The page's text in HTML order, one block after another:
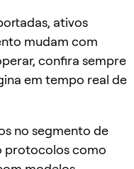
ativos
mudam com
confira sempre
em tempo real de
no segmento de
protocolos como